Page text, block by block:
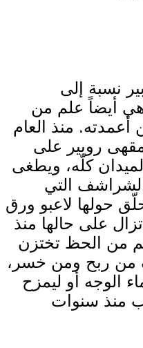
نسبة إلى
أيضاً علم من
أعمدته. منذ العام
مقهى روبير على
كلّه، ويطغى
التي
حولها لاعبو ورق
على حالها منذ
من الحظ تختزن
من ربح ومن خسر،
الوجه أو ليمزح
منذ سنوات